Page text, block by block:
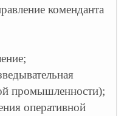
коменданта
промышленности);
оперативной